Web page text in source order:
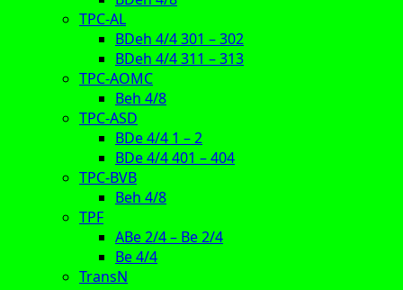
TPC-AL
BDeh 4/4 301 – 302
BDeh 4/4 311 – 313
TPC-AOMC
Beh 4/8
TPC-ASD
BDe 4/4 1 – 2
BDe 4/4 401 – 404
TPC-BVB
Beh 4/8
TPF
ABe 2/4 – Be 2/4
Be 4/4
TransN